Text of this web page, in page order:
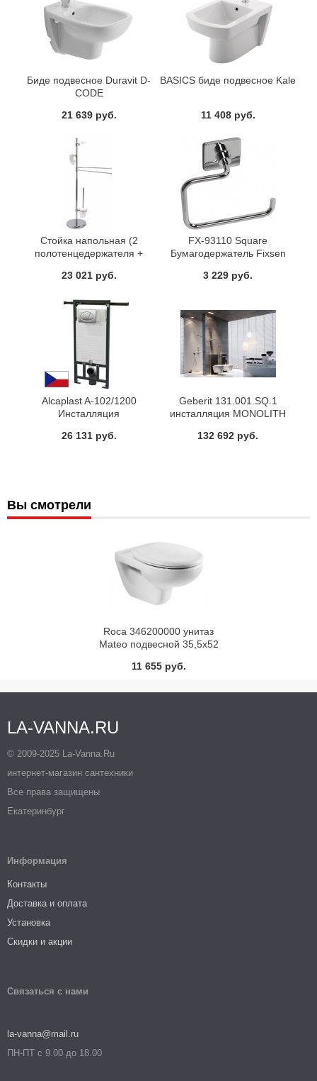
Биде подвесное Duravit D-
CODE
21 639 руб.
BASICS биде подвесное Kale
11 408 руб.
Стойка напольная (2
полотенцедержателя +
хром
23 021 руб.
FX-93110 Square
Бумагодержатель Fixsen
3 229 руб.
Alcaplast A-102/1200
Инсталляция
26 131 руб.
Geberit 131.001.SQ.1
инсталляция MONOLITH
132 692 руб.
Вы смотрели
Roca 346200000 унитаз
Mateo подвесной 35,5х52
11 655 руб.
LA-VANNA.RU
© 2009-2025 La-Vanna.Ru
интернет-магазин сантехники
Все права защищены
Екатеринбург
Информация
Контакты
Доставка и оплата
Установка
Скидки и акции
Связаться с нами
la-vanna@mail.ru
ПН-ПТ с 9.00 до 18.00